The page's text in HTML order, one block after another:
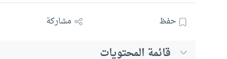
حفظ مشاركة
قائمة المحتويات